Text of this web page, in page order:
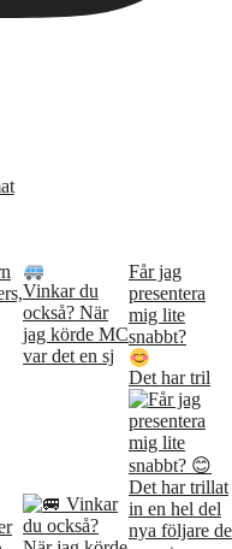
Vinkar du
också? När
jag körde MC
var det en sj
Får jag
presentera
mig lite
snabbt?
Det har tril